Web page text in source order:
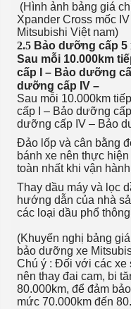
(Hình ảnh bảng giá
Xpander Cross mốc
Mitsubishi Việt nam)
2.5 Bảo dưỡng cấp
Sau mỗi 10.000km
cấp I – Bảo dưỡng
dưỡng cấp IV –
Sau mỗi 10.000km
cấp I – Bảo dưỡng
dưỡng cấp IV – Bảo
Đảo lốp và cân bằng
bánh xe nên thực
toàn nhất khi vận
Thay dầu máy và lọc
hướng dẫn của nhà
các loại dầu phổ
(Khuyến nghị bảng
bảo dưỡng xe
Chú ý : Đối với các xe
nên thay đai cam, bi
80.000km, để đảm
mức 70.000km đến